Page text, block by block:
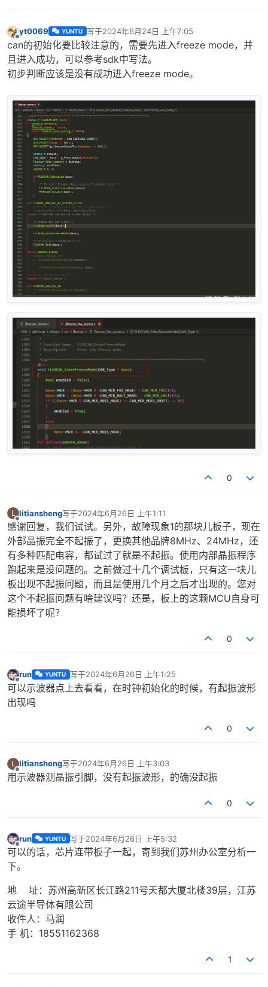
离线
yt0069 YUNTU 写于2024年6月24日 上午7:05
最后由 编辑
can的初始化要比较注意的，需要先进入freeze mode，并
且进入成功，可以参考sdk中写法。
初步判断应该是没有成功进入freeze mode。
0
L
离线
litiansheng写于2024年6月26日 上午1:11
最后由 编辑
感谢回复，我们试试。另外，故障现象1的那块儿板子，现在
外部晶振完全不起振了，更换其他品牌8MHz、24MHz，还
有多种匹配电容，都试过了就是不起振。使用内部晶振程序
跑起来是没问题的。之前做过十几个调试板，只有这一块儿
板出现不起振问题，而且是使用几个月之后才出现的。您对
这个不起振问题有啥建议吗？还是，板上的这颗MCU自身可
能损坏了呢？
0
离线
run YUNTU 写于2024年6月26日 上午1:25
最后由 编辑
可以示波器点上去看看，在时钟初始化的时候，有起振波形
出现吗
0
L
离线
litiansheng写于2024年6月26日 上午3:03
最后由 编辑
用示波器测晶振引脚，没有起振波形，的确没起振
0
离线
run YUNTU 写于2024年6月26日 上午5:32
最后由 编辑
可以的话，芯片连带板子一起，寄到我们苏州办公室分析一
下。
地 址：苏州高新区长江路211号天都大厦北楼39层，江苏
云途半导体有限公司
收件人：马润
手 机：18551162368
1